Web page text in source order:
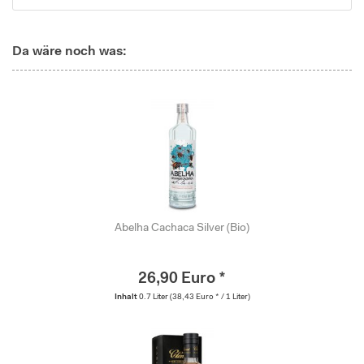
Da wäre noch was:
Abelha Cachaca Silver (Bio)
26,90 Euro *
Inhalt 0.7 Liter (38,43 Euro * / 1 Liter)